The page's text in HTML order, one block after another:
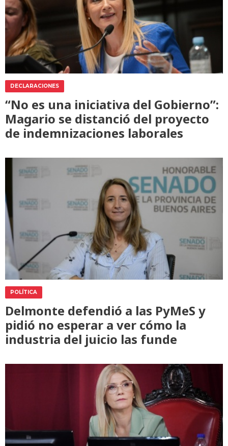
DECLARACIONES
“No es una iniciativa del Gobierno”:
Magario se distanció del proyecto
de indemnizaciones laborales
POLÍTICA
Delmonte defendió a las PyMeS y
pidió no esperar a ver cómo la
industria del juicio las funde